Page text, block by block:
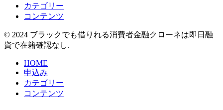
カテゴリー
コンテンツ
© 2024 ブラックでも借りれる消費者金融クローネは即日融
資で在籍確認なし.
HOME
申込み
カテゴリー
コンテンツ